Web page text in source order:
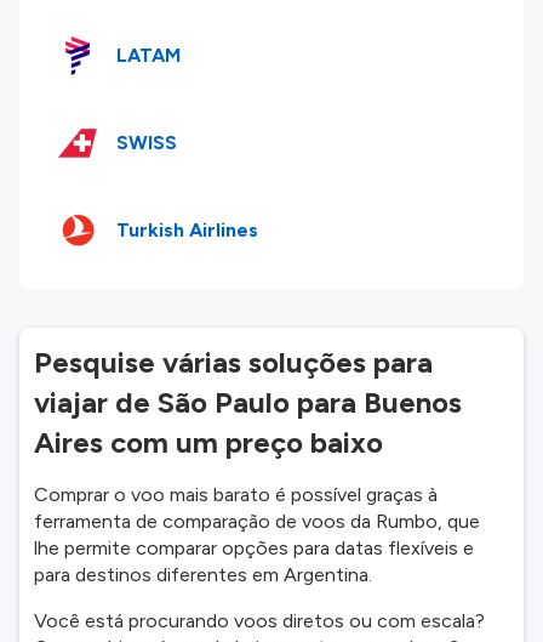
LATAM
SWISS
Turkish Airlines
Pesquise várias soluções para
viajar de São Paulo para Buenos
Aires com um preço baixo
Comprar o voo mais barato é possível graças à
ferramenta de comparação de voos da Rumbo, que
lhe permite comparar opções para datas flexíveis e
para destinos diferentes em Argentina.
Você está procurando voos diretos ou com escala?